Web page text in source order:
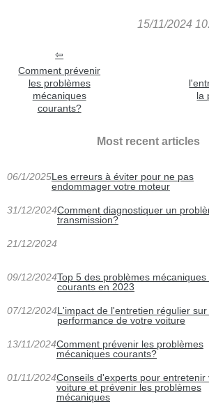
15/11/2024
Comment prévenir
les problèmes
mécaniques
courants?
la
Most recent articles
06/1/2025Les erreurs à éviter pour ne pas
endommager votre moteur
31/12/2024Comment diagnostiquer un
transmission?
21/12/2024
09/12/2024Top 5 des problèmes mécaniques
courants en 2023
07/12/2024L'impact de l'entretien régulier sur
performance de votre voiture
13/11/2024Comment prévenir les problèmes
mécaniques courants?
01/11/2024Conseils d'experts pour entretenir
voiture et prévenir les problèmes
mécaniques